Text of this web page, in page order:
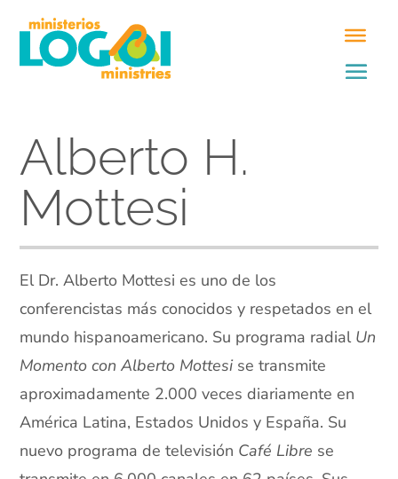
Alberto H.
Mottesi
El Dr. Alberto Mottesi es uno de los
conferencistas más conocidos y respetados en el
mundo hispanoamericano. Su programa radial Un
Momento con Alberto Mottesi se transmite
aproximadamente 2.000 veces diariamente en
América Latina, Estados Unidos y España. Su
nuevo programa de televisión Café Libre se